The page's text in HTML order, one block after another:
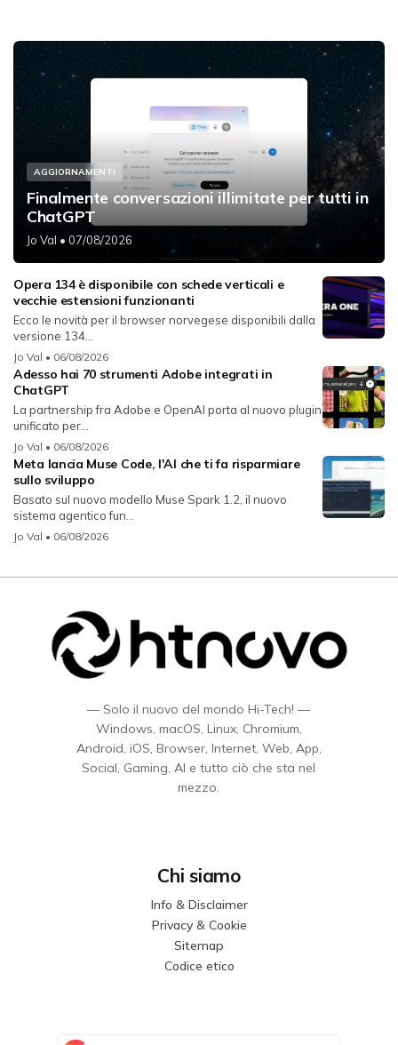
AGGIORNAMENTI
Finalmente conversazioni illimitate per tutti in
ChatGPT
Jo Val • 07/08/2026
Opera 134 è disponibile con schede verticali e
vecchie estensioni funzionanti
Ecco le novità per il browser norvegese disponibili dalla
versione 134...
Jo Val • 06/08/2026
Adesso hai 70 strumenti Adobe integrati in
ChatGPT
La partnership fra Adobe e OpenAI porta al nuovo plugin
unificato per...
Jo Val • 06/08/2026
Meta lancia Muse Code, l'AI che ti fa risparmiare
sullo sviluppo
Basato sul nuovo modello Muse Spark 1.2, il nuovo
sistema agentico fun...
Jo Val • 06/08/2026
— Solo il nuovo del mondo Hi-Tech! —
Windows, macOS, Linux, Chromium,
Android, iOS, Browser, Internet, Web, App,
Social, Gaming, AI e tutto ciò che sta nel
mezzo.
Chi siamo
Info & Disclaimer
Privacy & Cookie
Sitemap
Codice etico